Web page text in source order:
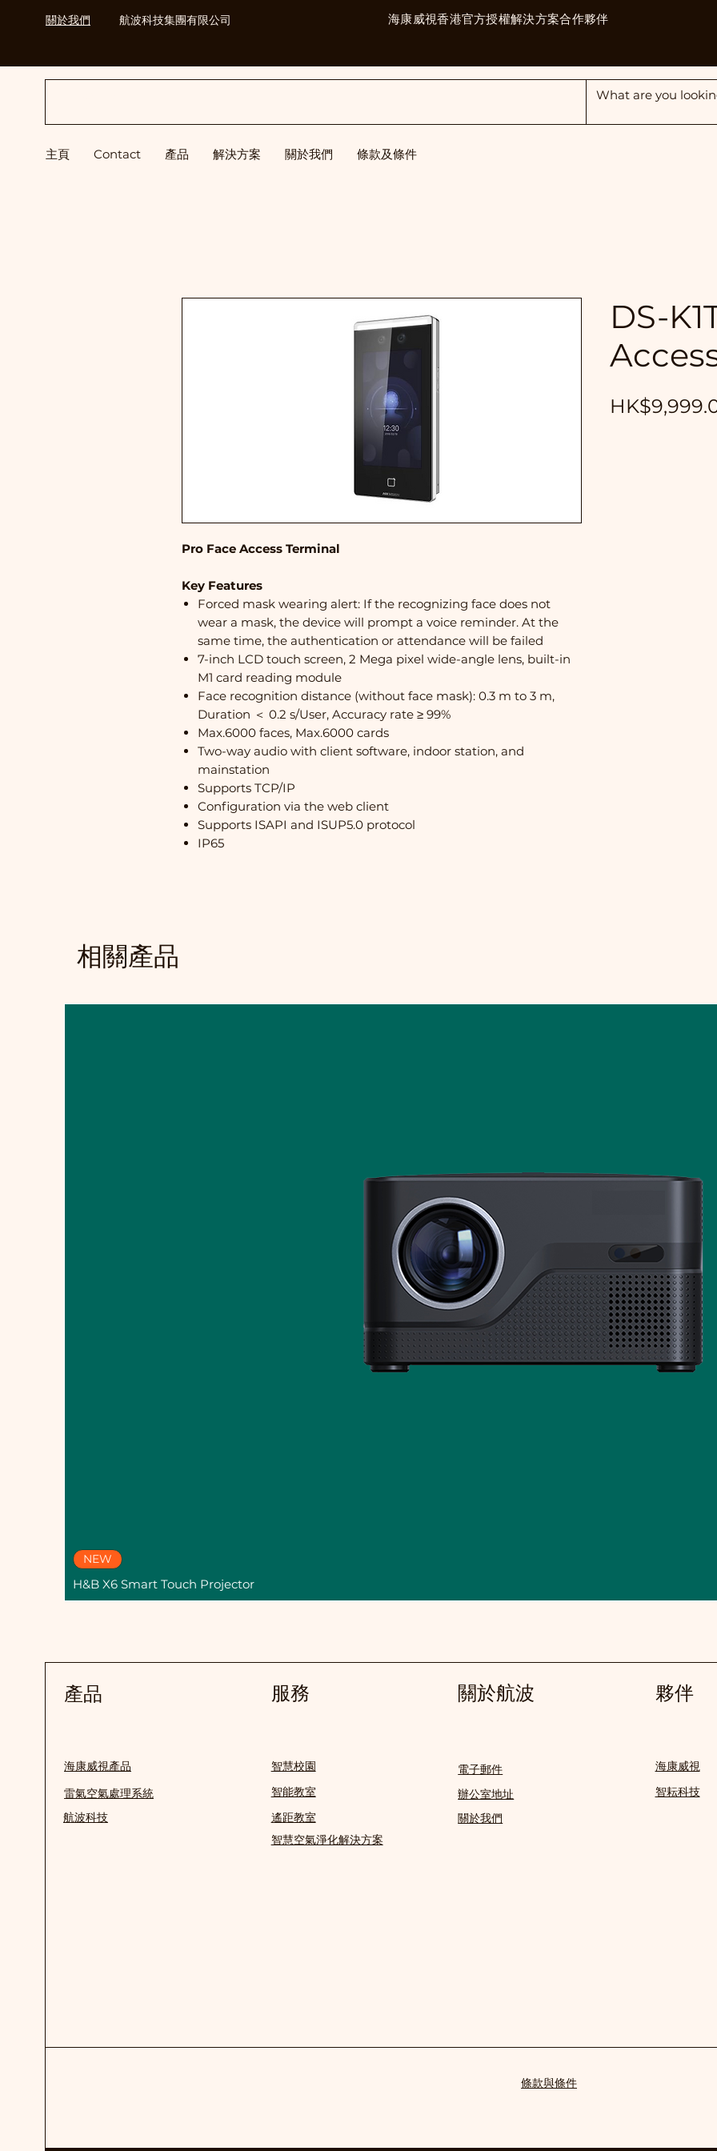
關於我們 航波科技集團有限公司 海康威視香港官方授權解決方案合作夥伴
主頁 Contact 產品 解決方案 關於我們 條款及條件
Pro Face Access Terminal
Key Features
Forced mask wearing alert: If the recognizing face does not
wear a mask, the device will prompt a voice reminder. At the
same time, the authentication or attendance will be failed
7-inch LCD touch screen, 2 Mega pixel wide-angle lens, built-in
M1 card reading module
Face recognition distance (without face mask): 0.3 m to 3 m,
Duration ＜ 0.2 s/User, Accuracy rate ≥ 99%
Max.6000 faces, Max.6000 cards
Two-way audio with client software, indoor station, and
mainstation
Supports TCP/IP
Configuration via the web client
Supports ISAPI and ISUP5.0 protocol
IP65
DS-
相關產品
NEW
H&B X6 Smart Touch Projector
產品
海康威視產品
雷氣空氣處理系統
航波科技
服務
智慧校園
智能教室
遙距教室
智慧空氣淨化解決方案
關於航波
電子郵件
辦公室地址
關於我們
夥伴
海康威視
智耘科技
條款與條件